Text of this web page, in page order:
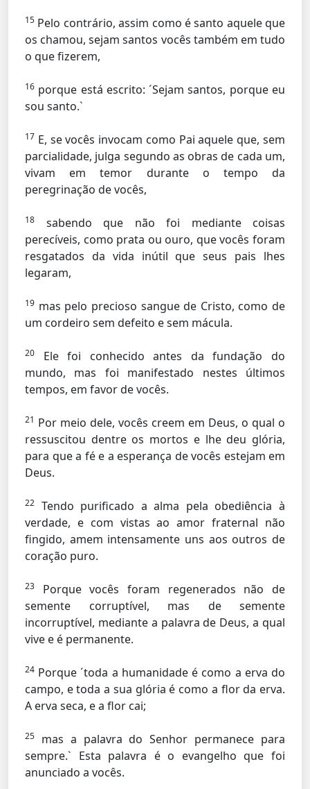
15 Pelo contrário, assim como é santo aquele que
os chamou, sejam santos vocês também em tudo
o que fizerem,
16 porque está escrito: ´Sejam santos, porque eu
sou santo.`
17 E, se vocês invocam como Pai aquele que, sem
parcialidade, julga segundo as obras de cada um,
vivam em temor durante o tempo da
peregrinação de vocês,
18
sabendo que não foi mediante coisas
perecíveis, como prata ou ouro, que vocês foram
resgatados da vida inútil que seus pais lhes
legaram,
19 mas pelo precioso sangue de Cristo, como de
um cordeiro sem defeito e sem mácula.
20
Ele foi conhecido antes da fundação do
mundo, mas foi manifestado nestes últimos
tempos, em favor de vocês.
21 Por meio dele, vocês creem em Deus, o qual o
ressuscitou dentre os mortos e lhe deu glória,
para que a fé e a esperança de vocês estejam em
Deus.
22 Tendo purificado a alma pela obediência à
verdade, e com vistas ao amor fraternal não
fingido, amem intensamente uns aos outros de
coração puro.
23
Porque vocês foram regenerados não de
semente corruptível, mas de semente
incorruptível, mediante a palavra de Deus, a qual
vive e é permanente.
24 Porque ´toda a humanidade é como a erva do
campo, e toda a sua glória é como a flor da erva.
A erva seca, e a flor cai;
25
mas a palavra do Senhor permanece para
sempre.` Esta palavra é o evangelho que foi
anunciado a vocês.